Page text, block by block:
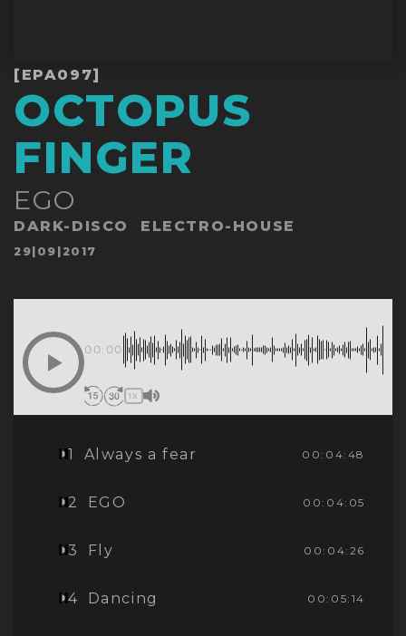
[EPA097]
OCTOPUS
FINGER
EGO
DARK-DISCO
ELECTRO-HOUSE
Publicado
29|09|2017
00:00
1X
1 Always a fear 00:04:48
2 EGO 00:04:05
3 Fly 00:04:26
4 Dancing 00:05:14